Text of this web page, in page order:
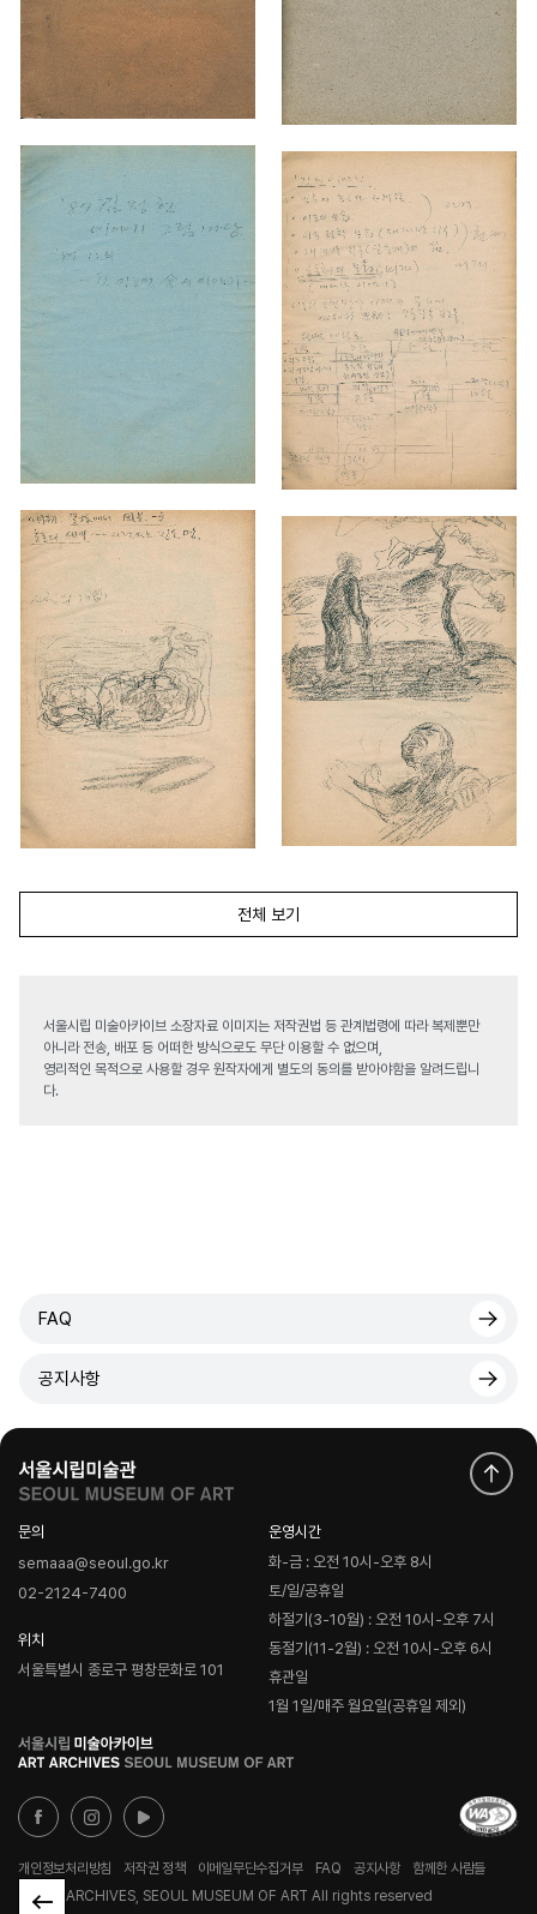
전체 보기
서울시립 미술아카이브 소장자료 이미지는 저작권법 등 관계법령에 따라 복제뿐만
아니라 전송, 배포 등 어떠한 방식으로도 무단 이용할 수 없으며,
영리적인 목적으로 사용할 경우 원작자에게 별도의 동의를 받아야함을 알려드립니
다.
FAQ
공지사항
문의
semaaa@seoul.go.kr
02-2124-7400
위치
서울특별시 종로구 평창문화로 101
운영시간
화-금 : 오전 10시-오후 8시
토/일/공휴일
하절기(3-10월) : 오전 10시-오후 7시
동절기(11-2월) : 오전 10시-오후 6시
휴관일
1월 1일/매주 월요일(공휴일 제외)
로
고
개인정보처리방침 저작권 정책 이메일무단수집거부 FAQ 공지사항
함께한 사람들
© ART ARCHIVES, SEOUL MUSEUM OF ART All rights reserved